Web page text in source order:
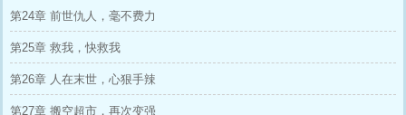
第24章 前世仇人，毫不费力
第25章 救我，快救我
第26章 人在末世，心狠手辣
第27章 搬空超市，再次变强